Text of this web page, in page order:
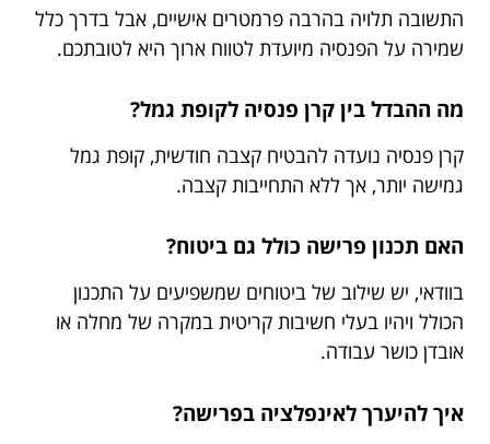
התשובה תלויה בהרבה פרמטרים אישיים, אבל בדרך כלל
שמירה על הפנסיה מיועדת לטווח ארוך היא לטובתכם.
מה ההבדל בין קרן פנסיה לקופת גמל?
קרן פנסיה נועדה להבטיח קצבה חודשית, קופת גמל
גמישה יותר, אך ללא התחייבות קצבה.
האם תכנון פרישה כולל גם ביטוח?
בוודאי, יש שילוב של ביטוחים שמשפיעים על התכנון
הכולל ויהיו בעלי חשיבות קריטית במקרה של מחלה או
אובדן כושר עבודה.
איך להיערך לאינפלציה בפרישה?